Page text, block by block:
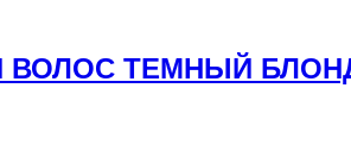
ВОЛОС ТЕМНЫЙ